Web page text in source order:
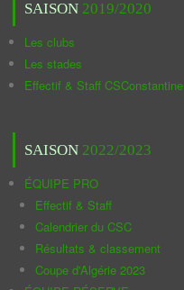
SAISON 2019/2020
Les clubs
Les stades
Effectif & Staff CSConstantine
SAISON 2022/2023
ÉQUIPE PRO
Effectif & Staff
Calendrier du CSC
Résultats & classement
Coupe d'Algérie 2023